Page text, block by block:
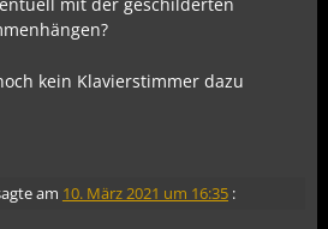
kein Klavierstimmer dazu
am 10. März 2021 um 16:35 :